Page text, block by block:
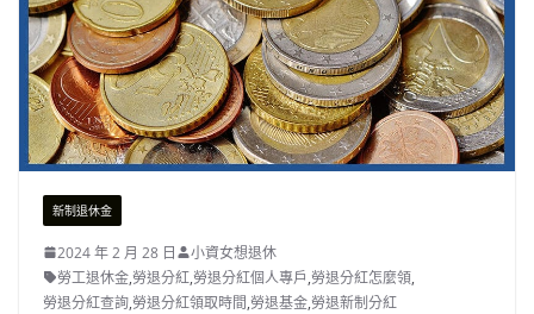
新制退休金
2024 年 2 月 28 日
小資女想退休
勞工退休金,勞退分紅,勞退分紅個人專戶,勞退分紅怎麼領,
勞退分紅查詢,勞退分紅領取時間,勞退基金,勞退新制分紅